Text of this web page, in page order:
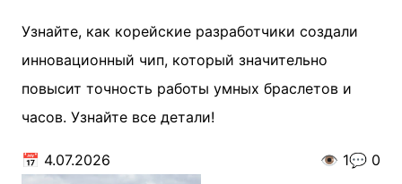
Узнайте, как корейские разработчики создали
инновационный чип, который значительно
повысит точность работы умных браслетов и
часов. Узнайте все детали!
📅 4.07.2026 👁️ 1💬 0